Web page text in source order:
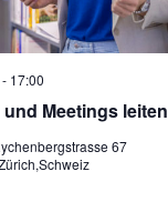
Meetings leiten
- 17:00
67